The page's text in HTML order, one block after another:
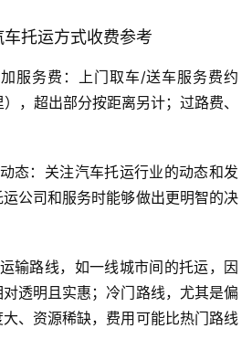
托运方式收费参考
服务费：上门取车/送车服务费约
，超出部分按距离另计；过路费、
态：关注汽车托运行业的动态和发
公司和服务时能够做出更明智的决
输路线，如一线城市间的托运，因
透明且实惠；冷门路线，尤其是偏
、资源稀缺，费用可能比热门路线